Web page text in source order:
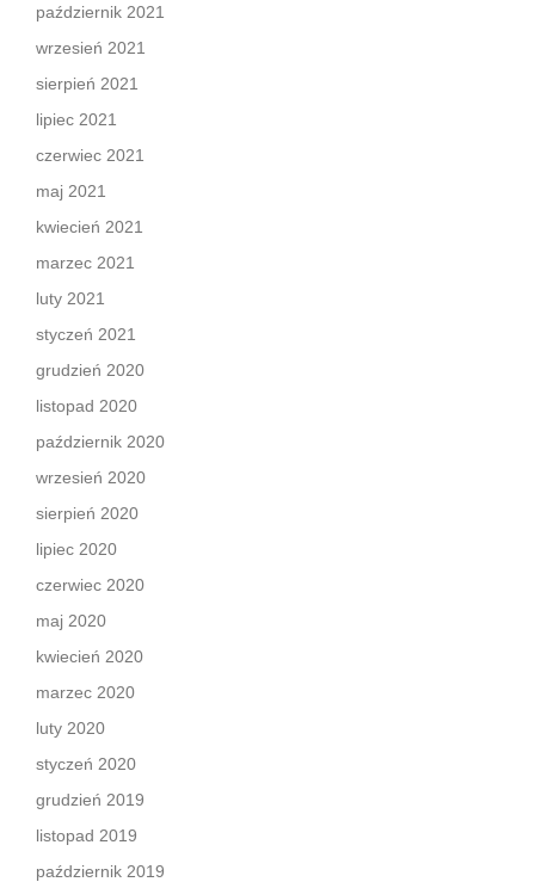
październik 2021
wrzesień 2021
sierpień 2021
lipiec 2021
czerwiec 2021
maj 2021
kwiecień 2021
marzec 2021
luty 2021
styczeń 2021
grudzień 2020
listopad 2020
październik 2020
wrzesień 2020
sierpień 2020
lipiec 2020
czerwiec 2020
maj 2020
kwiecień 2020
marzec 2020
luty 2020
styczeń 2020
grudzień 2019
listopad 2019
październik 2019